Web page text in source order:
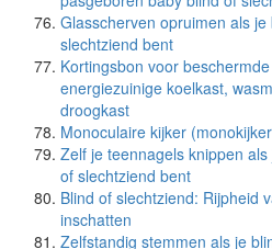
Glasscherven opruimen als je
slechtziend bent
Kortingsbon voor
energiezuinige koelkast,
droogkast
Monoculaire kijker
Zelf je teennagels knippen als
of slechtziend bent
Blind of slechtziend: Rijpheid
inschatten
Zelfstandig stemmen als je